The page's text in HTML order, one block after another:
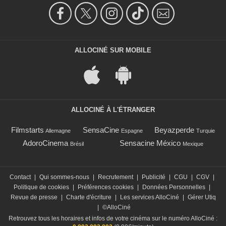
ALLOCINÉ SUR MOBILE
ALLOCINÉ À L'ÉTRANGER
Filmstarts Allemagne SensaCine Espagne Beyazperde Turquie
AdoroCinema Brésil Sensacine México Mexique
Contact Qui sommes-nous Recrutement Publicité CGU CGV
Politique de cookies
Préférences cookies Données Personnelles
Revue de presse
Charte d'écriture Les services AlloCiné
Gérer Utiq
©AlloCiné
Retrouvez tous les horaires et infos de votre cinéma sur le numéro AlloCiné :